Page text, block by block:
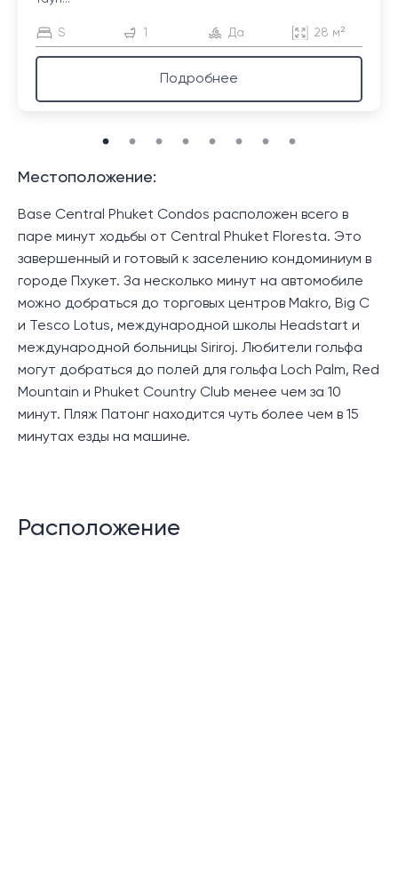
S 1 Да 28 м²
Подробнее
Местоположение:
Base Central Phuket Condos расположен всего в
паре минут ходьбы от Central Phuket Floresta. Это
завершенный и готовый к заселению кондоминиум в
городе Пхукет. За несколько минут на автомобиле
можно добраться до торговых центров Makro, Big C
и Tesco Lotus, международной школы Headstart и
международной больницы Siriroj. Любители гольфа
могут добраться до полей для гольфа Loch Palm, Red
Mountain и Phuket Country Club менее чем за 10
минут. Пляж Патонг находится чуть более чем в 15
минутах езды на машине.
Расположение